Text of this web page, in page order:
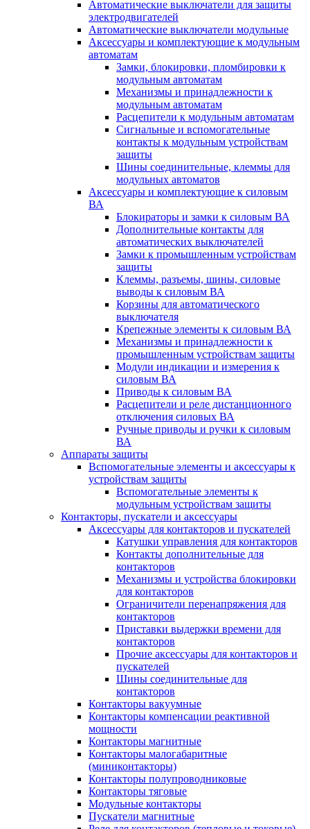
Автоматические выключатели для защиты
электродвигателей
Автоматические выключатели модульные
Аксессуары и комплектующие к модульным
автоматам
Замки, блокировки, пломбировки к
модульным автоматам
Механизмы и принадлежности к
модульным автоматам
Расцепители к модульным автоматам
Сигнальные и вспомогательные
контакты к модульным устройствам
защиты
Шины соединительные, клеммы для
модульных автоматов
Аксессуары и комплектующие к силовым
ВА
Блокираторы и замки к силовым ВА
Дополнительные контакты для
автоматических выключателей
Замки к промышленным устройствам
защиты
Клеммы, разъемы, шины, силовые
выводы к силовым ВА
Корзины для автоматического
выключателя
Крепежные элементы к силовым ВА
Механизмы и принадлежности к
промышленным устройствам защиты
Модули индикации и измерения к
силовым ВА
Приводы к силовым ВА
Расцепители и реле дистанционного
отключения силовых ВА
Ручные приводы и ручки к силовым
ВА
Аппараты защиты
Вспомогательные элементы и аксессуары к
устройствам защиты
Вспомогательные элементы к
модульным устройствам защиты
Контакторы, пускатели и аксессуары
Аксессуары для контакторов и пускателей
Катушки управления для контакторов
Контакты дополнительные для
контакторов
Механизмы и устройства блокировки
для контакторов
Ограничители перенапряжения для
контакторов
Приставки выдержки времени для
контакторов
Прочие аксессуары для контакторов и
пускателей
Шины соединительные для
контакторов
Контакторы вакуумные
Контакторы компенсации реактивной
мощности
Контакторы магнитные
Контакторы малогабаритные
(миниконтакторы)
Контакторы полупроводниковые
Контакторы тяговые
Модульные контакторы
Пускатели магнитные